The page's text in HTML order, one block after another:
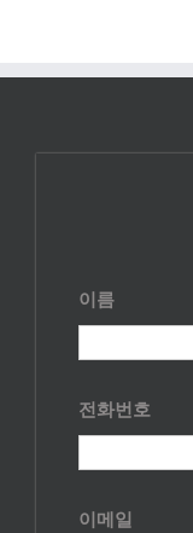
이름
전화번호
이메일